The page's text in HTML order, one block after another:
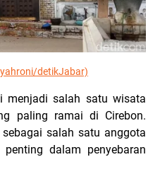
detikJabar)
menjadi salah satu wisata
paling ramai di Cirebon.
salah satu anggota
dalam penyebaran